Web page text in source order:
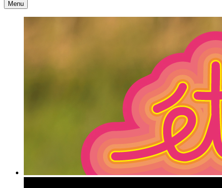
Accueil
Menu Contact